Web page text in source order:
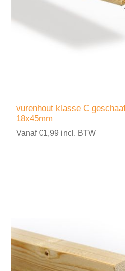
vurenhout klasse C
18x45mm
Vanaf €1,99 incl. BTW